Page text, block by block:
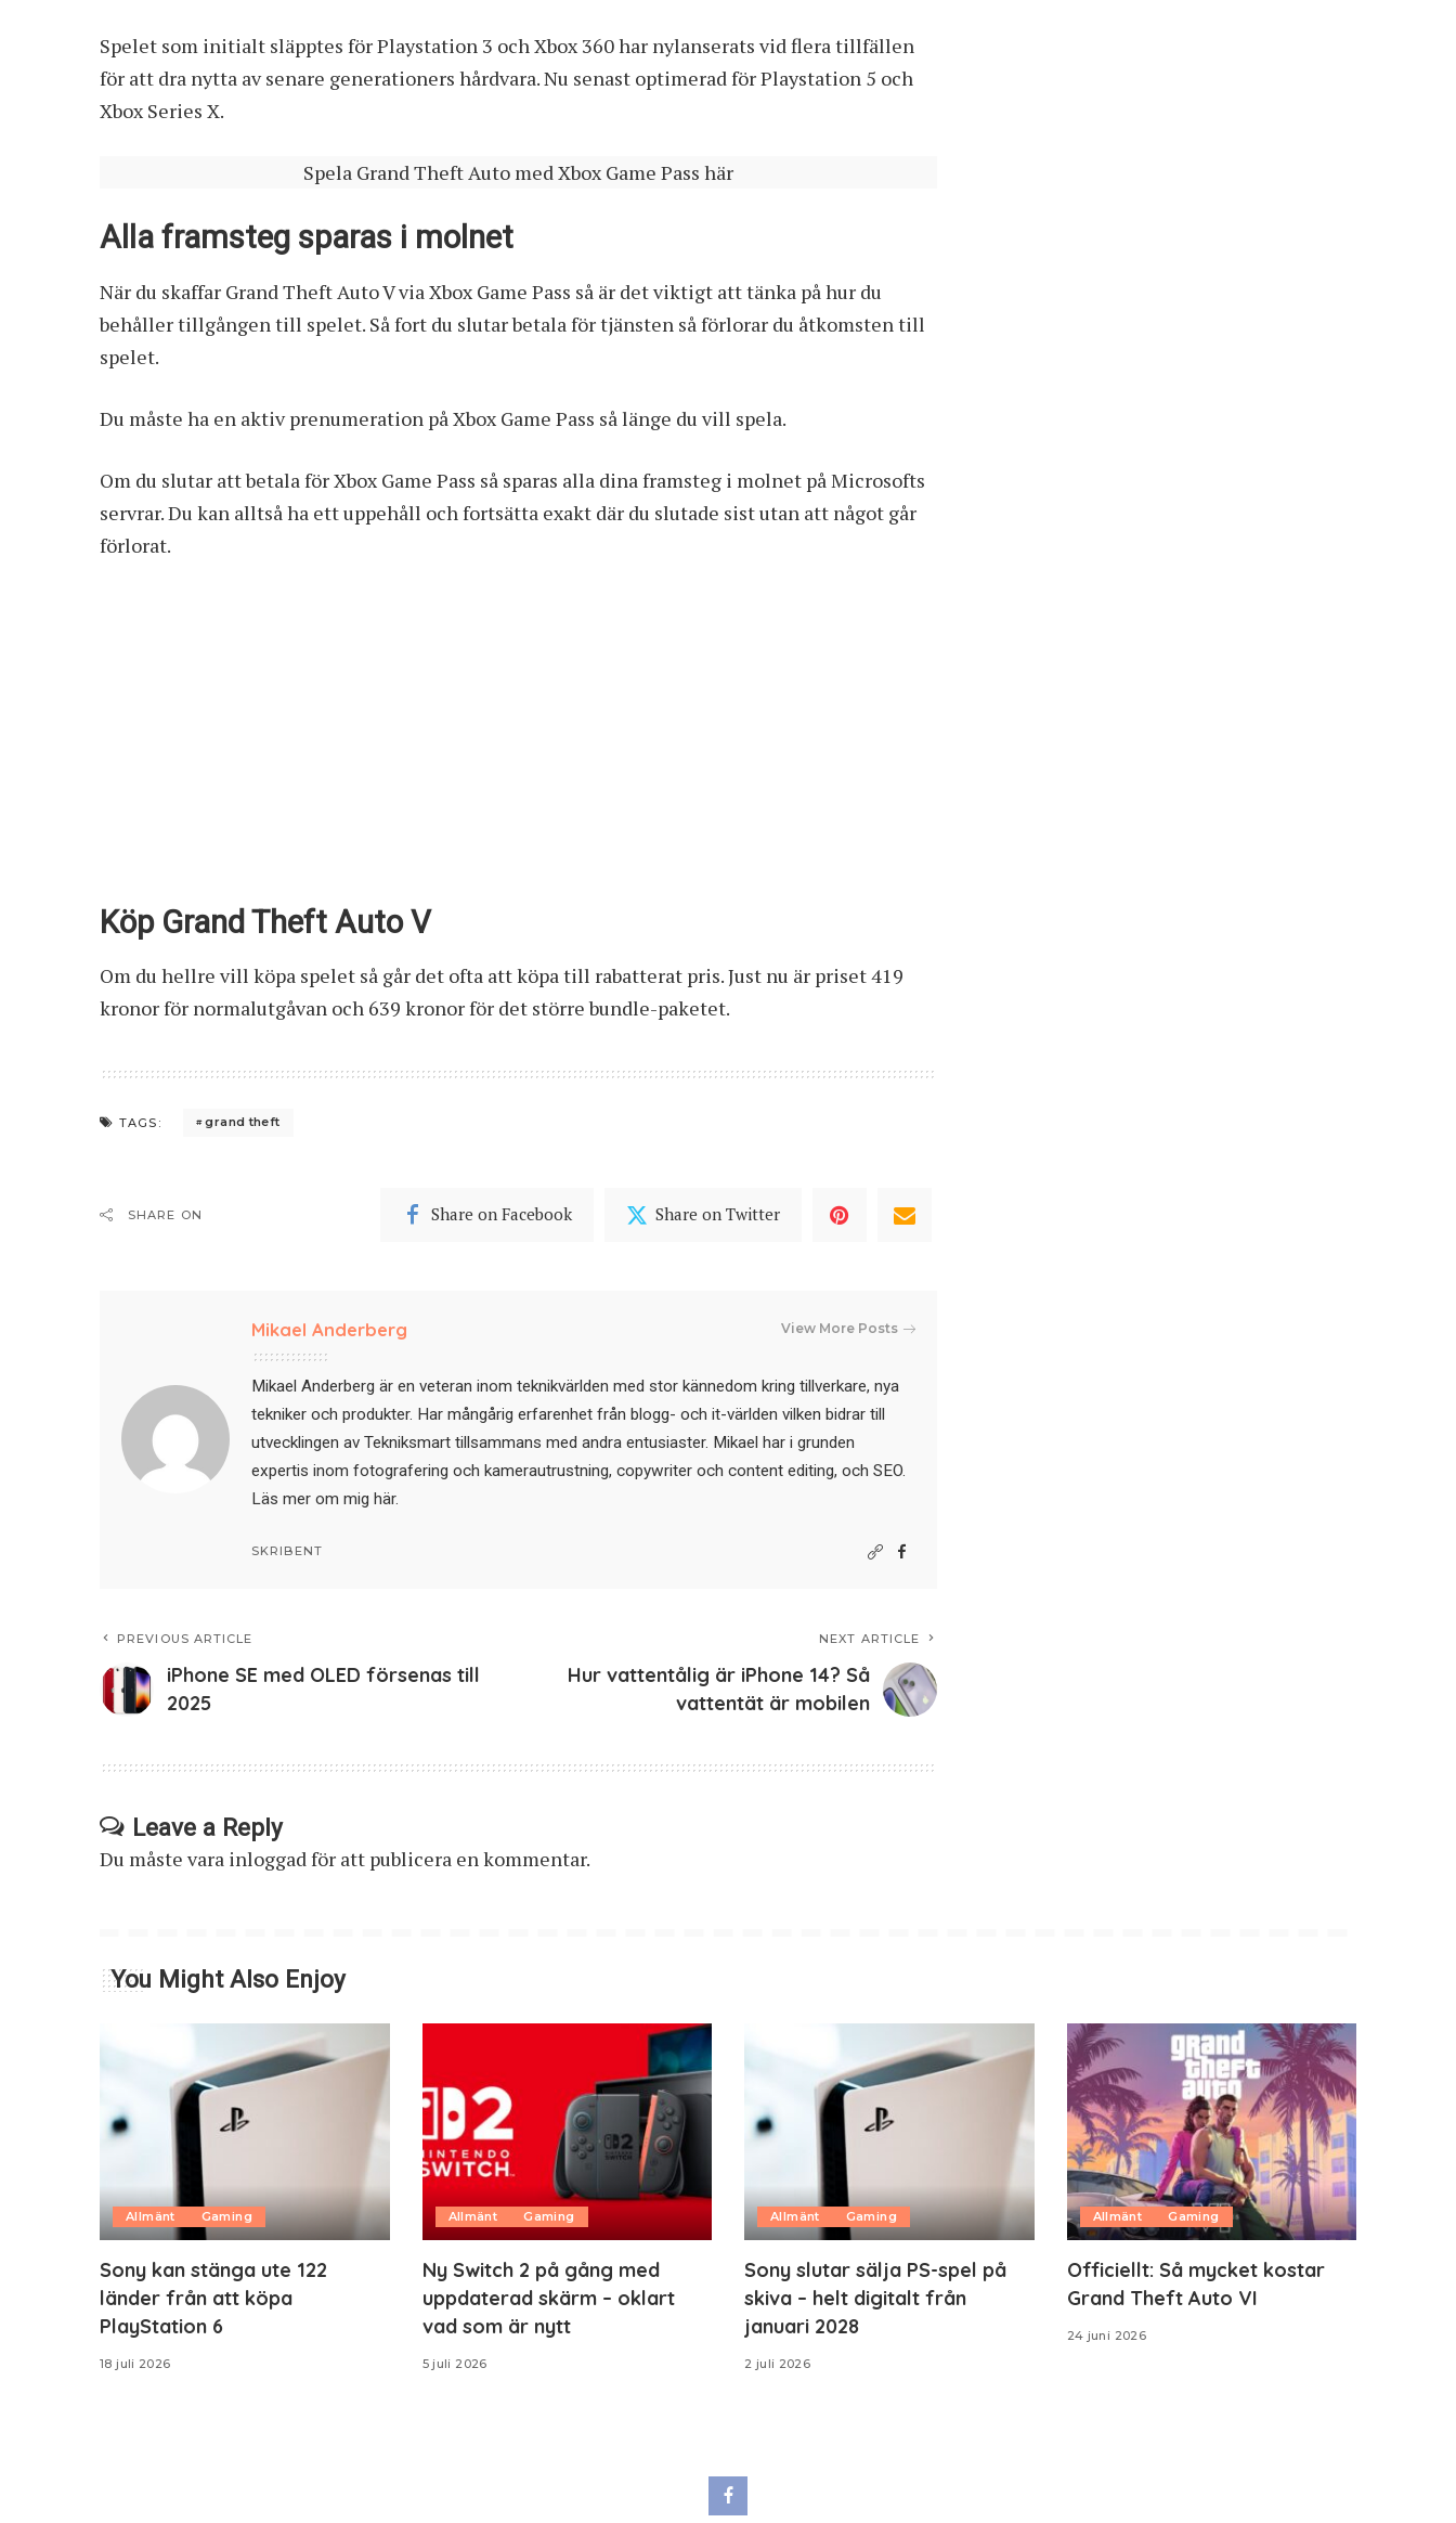
Spelet som initialt släpptes för Playstation 3 och Xbox 360 har nylanserats vid flera tillfällen
för att dra nytta av senare generationers hårdvara. Nu senast optimerad för Playstation 5 och
Xbox Series X.
Spela Grand Theft Auto med Xbox Game Pass här
Alla framsteg sparas i molnet
När du skaffar Grand Theft Auto V via Xbox Game Pass så är det viktigt att tänka på hur du
behåller tillgången till spelet. Så fort du slutar betala för tjänsten så förlorar du åtkomsten till
spelet.
Du måste ha en aktiv prenumeration på Xbox Game Pass så länge du vill spela.
Om du slutar att betala för Xbox Game Pass så sparas alla dina framsteg i molnet på Microsofts
servrar. Du kan alltså ha ett uppehåll och fortsätta exakt där du slutade sist utan att något går
förlorat.
Köp Grand Theft Auto V
Om du hellre vill köpa spelet så går det ofta att köpa till rabatterat pris. Just nu är priset 419
kronor för normalutgåvan och 639 kronor för det större bundle-paketet.
TAGS: grand theft
SHARE ON Share on Facebook Share on Twitter
Mikael Anderberg View More Posts
Mikael Anderberg är en veteran inom teknikvärlden med stor kännedom kring tillverkare, nya
tekniker och produkter. Har mångårig erfarenhet från blogg- och it-världen vilken bidrar till
utvecklingen av Tekniksmart tillsammans med andra entusiaster. Mikael har i grunden
expertis inom fotografering och kamerautrustning, copywriter och content editing, och SEO.
Läs mer om mig här.
SKRIBENT
PREVIOUS ARTICLE
iPhone SE med OLED försenas till
2025
NEXT ARTICLE
Hur vattentålig är iPhone 14? Så
vattentät är mobilen
Leave a Reply
Du måste vara inloggadför att publicera en kommentar.
You Might Also Enjoy
Allmänt Gaming
Sony kan stänga ute 122
länder från att köpa
PlayStation 6
18 juli 2026
Allmänt Gaming
Ny Switch 2 på gång med
uppdaterad skärm – oklart
vad som är nytt
5 juli 2026
Allmänt Gaming
Sony slutar sälja PS-spel på
skiva – helt digitalt från
januari 2028
2 juli 2026
Allmänt Gaming
Officiellt: Så mycket kostar
Grand Theft Auto VI
24 juni 2026